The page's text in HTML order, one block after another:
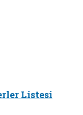
Listesi